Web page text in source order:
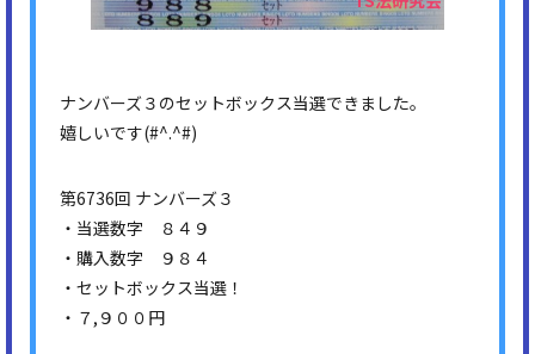
ナンバーズ３のセットボックス当選できました。
嬉しいです(#^.^#)
第6736回 ナンバーズ３
・当選数字 ８４９
・購入数字 ９８４
・セットボックス当選！
・７,９００円